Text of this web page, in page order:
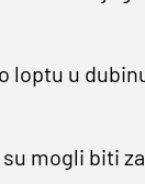
loptu u
mogli biti